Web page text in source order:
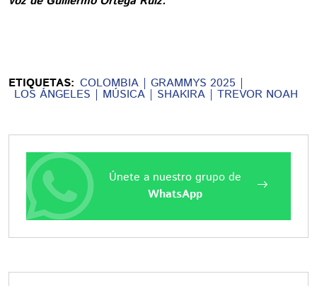
ETIQUETAS: COLOMBIA GRAMMYS 2025
LOS ÁNGELES MÚSICA SHAKIRA TREVOR NOAH
Únete a nuestro grupo de
WhatsApp